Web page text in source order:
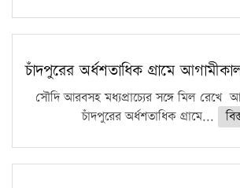
চাঁদপুরের অর্ধশতাধিক গ্রামে
সৌদি আরবসহ মধ্যপ্রাচ্যের সঙ্গে মিল রেখে
চাঁদপুরের অর্ধশতাধিক গ্রামে...